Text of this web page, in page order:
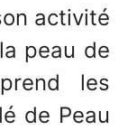
activité
peau de
les
de Peau